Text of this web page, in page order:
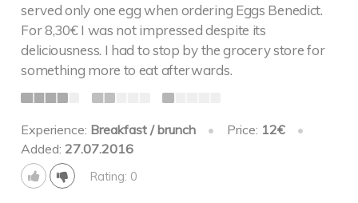
served only one egg when ordering Eggs Benedict.
For 8,30€ I was not impressed despite its
deliciousness. I had to stop by the grocery store for
something more to eat afterwards.
Experience: Breakfast / brunch • Price: 12€
•
Added: 27.07.2016
Rating: 0